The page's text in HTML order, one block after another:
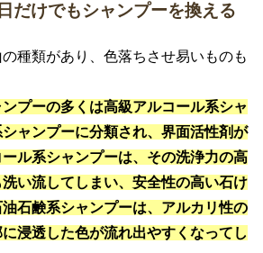
だけでもシャンプーを換える
種類があり、色落ちさせ易いものも
プーの多くは高級アルコール系シャ
ャンプーに分類され、界面活性剤が
ル系シャンプーは、その洗浄力の高
い流してしまい、安全性の高い石け
石鹸系シャンプーは、アルカリ性の
浸透した色が流れ出やすくなってし